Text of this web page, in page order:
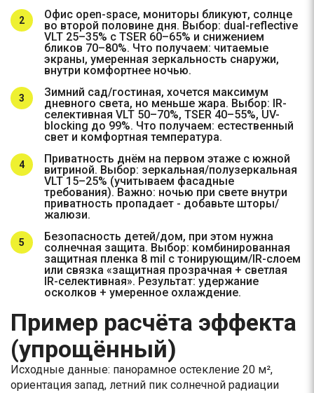
Офис open-space, мониторы бликуют, солнце
во второй половине дня. Выбор: dual-reflective
VLT 25–35% с TSER 60–65% и снижением
бликов 70–80%. Что получаем: читаемые
экраны, умеренная зеркальность снаружи,
внутри комфортнее ночью.
Зимний сад/гостиная, хочется максимум
дневного света, но меньше жара. Выбор: IR-
селективная VLT 50–70%, TSER 40–55%, UV-
blocking до 99%. Что получаем: естественный
свет и комфортная температура.
Приватность днём на первом этаже с южной
витриной. Выбор: зеркальная/полузеркальная
VLT 15–25% (учитываем фасадные
требования). Важно: ночью при свете внутри
приватность пропадает - добавьте шторы/
жалюзи.
Безопасность детей/дом, при этом нужна
солнечная защита. Выбор: комбинированная
защитная пленка 8 mil с тонирующим/IR-слоем
или связка «защитная прозрачная + светлая
IR-селективная». Результат: удержание
осколков + умеренное охлаждение.
Пример расчёта эффекта
(упрощённый)
Исходные данные: панорамное остекление 20 м²,
ориентация запад, летний пик солнечной радиации